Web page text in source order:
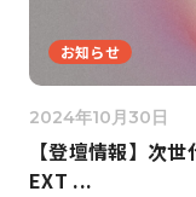
お知らせ
2024年10月30日
【登壇情報】次
EXT ...